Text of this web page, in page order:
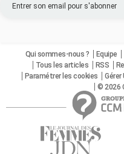
Qui sommes-nous ? Equipe
Tous les articles
RSS
Paramétrer les cookies
Gérer
© 2026